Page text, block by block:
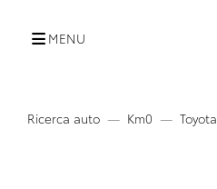
MENU
Ricerca auto Km0 Toyota